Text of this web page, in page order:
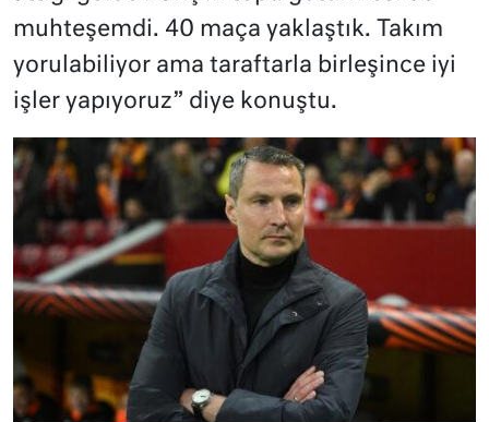
muhteşemdi. 40 maça yaklaştık. Takım
yorulabiliyor ama taraftarla birleşince iyi
işler yapıyoruz” diye konuştu.